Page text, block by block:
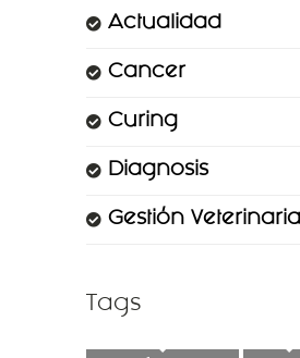
Actualidad
Cancer
Curing
Diagnosis
Gestión Veterinaria
Tags